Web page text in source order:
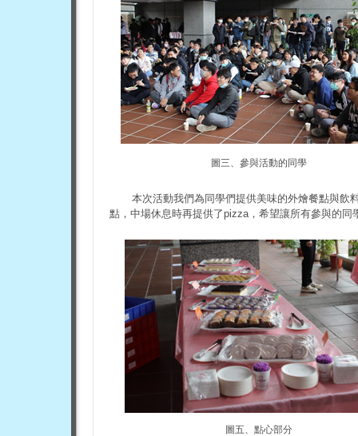
圖三、參與活動的同學
本次活動我們為同學們提供美味的外燴餐點與飲
點，中場休息時再提供了pizza，希望讓所有參與的同
圖五、點心部分